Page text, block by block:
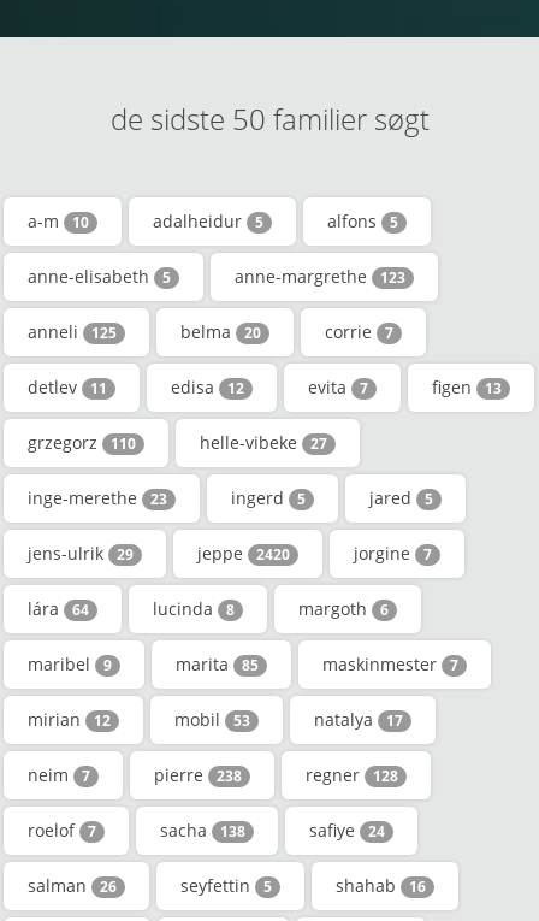
de sidste 50 familier søgt
a-m 10 adalheidur 5 alfons 5
anne-elisabeth 5 anne-margrethe 123
anneli 125 belma 20 corrie 7
detlev 11 edisa 12 evita 7 figen 13
grzegorz 110 helle-vibeke 27
inge-merethe 23 ingerd 5 jared 5
jens-ulrik 29 jeppe 2420 jorgine 7
lára 64 lucinda 8 margoth 6
maribel 9 marita 85 maskinmester 7
mirian 12 mobil 53 natalya 17
neim 7 pierre 238 regner 128
roelof 7 sacha 138 safiye 24
salman 26 seyfettin 5 shahab 16